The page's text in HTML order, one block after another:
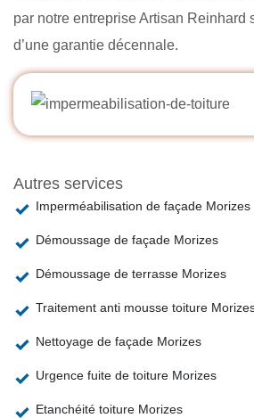
par notre entreprise Artisan Reinhard
d’une garantie décennale.
Autres services
Imperméabilisation de façade Morizes
Démoussage de façade Morizes
Démoussage de terrasse Morizes
Traitement anti mousse toiture
Nettoyage de façade Morizes
Urgence fuite de toiture Morizes
Etanchéité toiture Morizes